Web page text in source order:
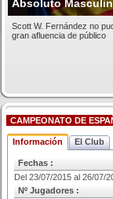
Absoluto
Scott W. Fernández no
gran afluencia de público
CAMPEONATO DE
Información El Club
Fechas :
Del 23/07/2015 al 26/07/
Nº Jugadores :